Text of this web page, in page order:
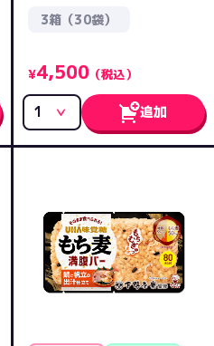
3箱（30袋）
¥4,500（税込）
追加